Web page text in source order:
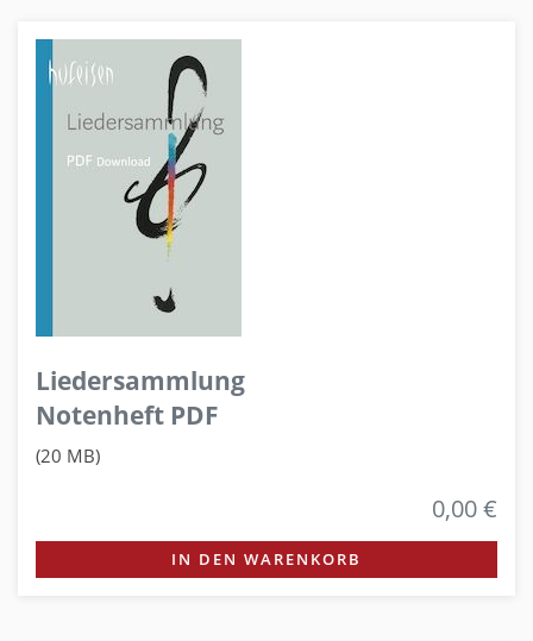
Liedersammlung
Notenheft PDF
(20 MB)
0,00 €
IN DEN WARENKORB